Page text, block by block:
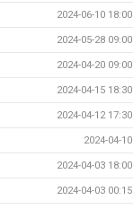
2024-06-10 18:00
2024-05-28 09:00
2024-04-20 09:00
2024-04-15 18:30
2024-04-12 17:30
2024-04-10
2024-04-03 18:00
2024-04-03 00:15